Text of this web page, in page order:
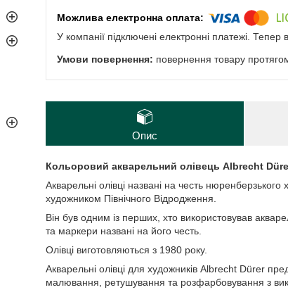
У компанії підключені електронні платежі.
повернення товару
Опис
Кольоровий акварельний олівець Albrecht
Акварельні олівці названі на честь нюренберзького
художником Північного Відродження.
Він був одним із перших, хто використовував
та маркери названі на його честь.
Олівці виготовляються з 1980 року.
Акварельні олівці для художників Albrecht Dürer
малювання, ретушування та розфарбовування з